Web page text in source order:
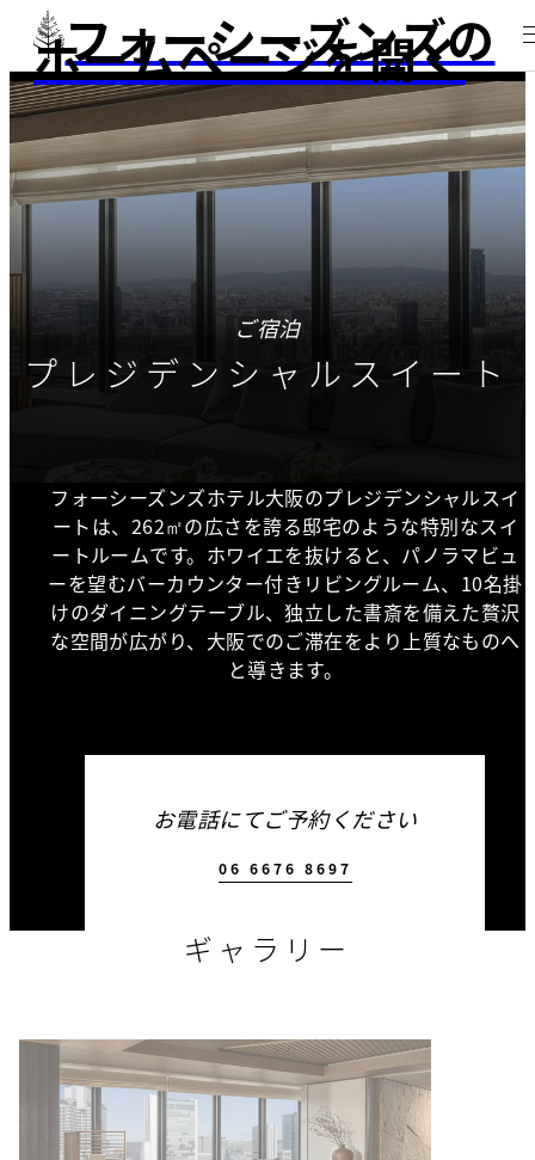
フォーシーズンズの
ホームページを開く
ご宿泊
プレジデンシャルスイート
フォーシーズンズホテル大阪のプレジデンシャルスイ
ートは、262㎡の広さを誇る邸宅のような特別なスイ
ートルームです。ホワイエを抜けると、パノラマビュ
ーを望むバーカウンター付きリビングルーム、10名掛
けのダイニングテーブル、独立した書斎を備えた贅沢
な空間が広がり、大阪でのご滞在をより上質なものへ
と導きます。
お電話にてご予約ください
06 6676 8697
ギャラリー